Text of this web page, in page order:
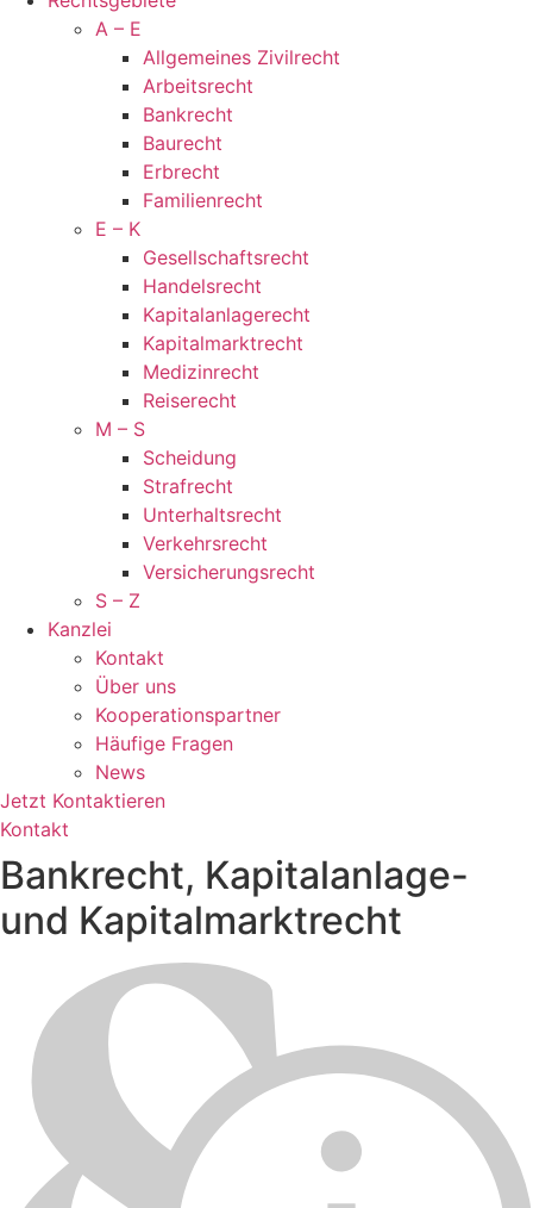
A – E
Allge­meines Zivil­recht
Arbeits­recht
Bankrecht
Bau­recht
Erb­recht
Familien­recht
E – K
Gesellschaftsrecht
Handelsrecht
Kapitalanlagerecht
Kapitalmarktrecht
Medi­zin­recht
Reise­recht
M – S
Schei­dung
Straf­recht
Unter­halts­recht
Ver­kehrs­recht
Versi­cher­ungs­recht
S – Z
Kanzlei
Kontakt
Über uns
Kooperationspartner
Häufige Fragen
News
Jetzt Kontaktieren
Kontakt
Bank­recht, Kapi­tal­anlage-
und Kapi­tal­markt­recht